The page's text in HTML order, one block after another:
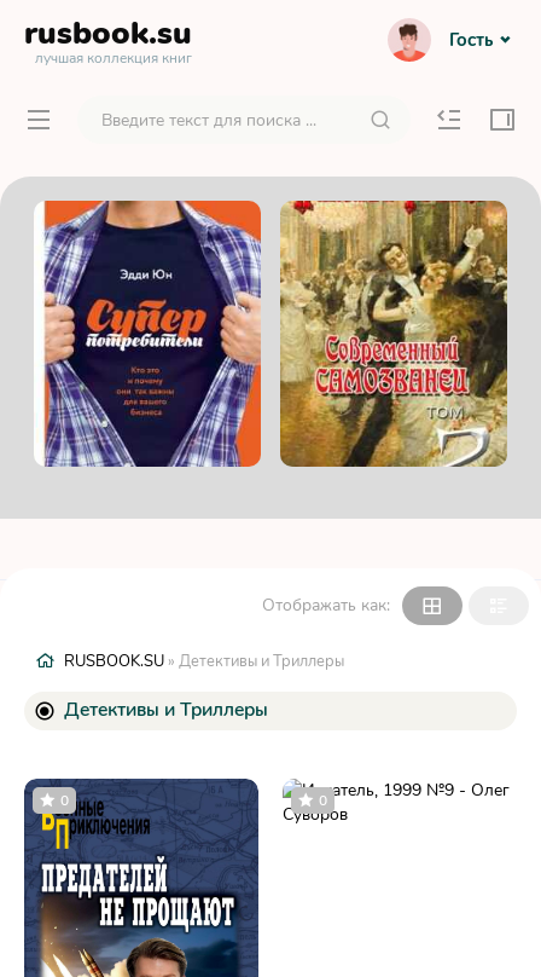
rusbook.su
лучшая коллекция книг
Гость
Отображать как:
RUSBOOK.SU » Детективы и Триллеры
Детективы и Триллеры
0 0